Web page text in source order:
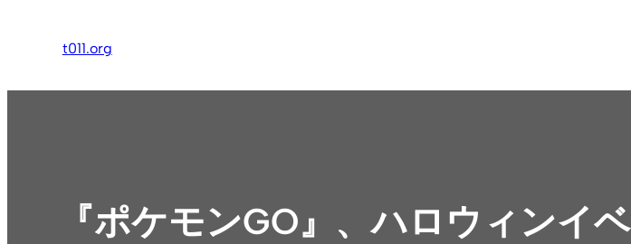
ス
t011.org
『ポケモンGO』、ハロウィンイ